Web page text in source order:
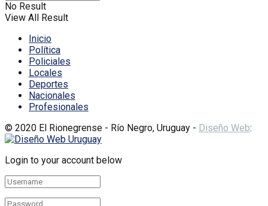
No Result
View All Result
Inicio
Política
Policiales
Locales
Deportes
Nacionales
Profesionales
© 2020 El Rionegrense - Río Negro, Uruguay - Diseño Web:
Login to your account below